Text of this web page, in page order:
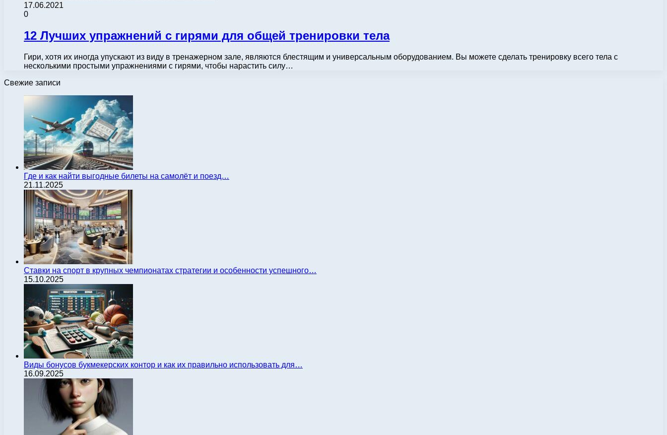
17.06.2021
0
12 Лучших упражнений с гирями для общей тренировки тела
Гири, хотя их иногда упускают из виду в тренажерном зале, являются блестящим и универсальным оборудованием. Вы можете сделать тренировку всего тела с
несколькими простыми упражнениями с гирями, чтобы нарастить силу…
Свежие записи
Где и как найти выгодные билеты на самолёт и поезд…
21.11.2025
Ставки на спорт в крупных чемпионатах стратегии и особенности успешного…
15.10.2025
Виды бонусов букмекерских контор и как их правильно использовать для…
16.09.2025